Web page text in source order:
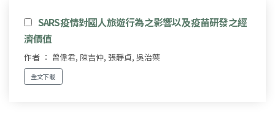
SARS疫情對國人旅遊行為之影響以及疫苗研發之經
濟價值
作者 ： 曾偉君, 陳吉仲, 張靜貞, 吳治葉
全文下載